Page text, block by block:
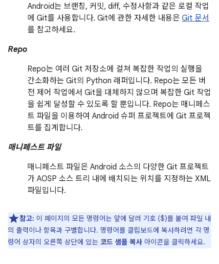
Android는 브랜칭, 커밋, diff, 수정사항과 같은 로컬 작업
에 Git를 사용합니다. Git에 관한 자세한 내용은 Git 문서
를 참고하세요.
Repo
Repo는 여러 Git 저장소에 걸쳐 복잡한 작업의 실행을
간소화하는 Git의 Python 래퍼입니다. Repo는 모든 버
전 제어 작업에서 Git을 대체하지 않으며 복잡한 Git 작업
을 쉽게 달성할 수 있도록 할 뿐입니다. Repo는 매니페스
트 파일을 이용하여 Android 슈퍼 프로젝트에 Git 프로젝
트를 집계합니다.
매니페스트 파일
매니페스트 파일은 Android 소스의 다양한 Git 프로젝트
가 AOSP 소스 트리 내에 배치되는 위치를 지정하는 XML
파일입니다.
참고: 이 페이지의 모든 명령어는 앞에 달러 기호 ($)를 붙여 파일 내
의 출력이나 항목과 구별합니다. 명령어를 클립보드에 복사하려면 각 명
령어 상자의 오른쪽 상단에 있는 코드 샘플 복사 아이콘을 클릭하세요.